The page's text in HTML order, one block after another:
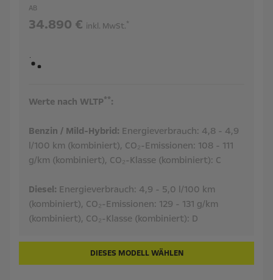
AB
34.890 € inkl. MwSt.*
Werte nach WLTP**:
Benzin / Mild-Hybrid: Energieverbrauch: 4,8 - 4,9
l/100 km (kombiniert), CO₂-Emissionen: 108 - 111
g/km (kombiniert), CO₂-Klasse (kombiniert): C
Diesel: Energieverbrauch: 4,9 - 5,0 l/100 km
(kombiniert), CO₂-Emissionen: 129 - 131 g/km
(kombiniert), CO₂-Klasse (kombiniert): D
DIESES MODELL WÄHLEN